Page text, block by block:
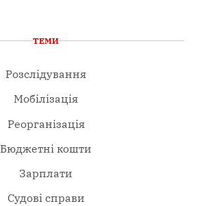
ТЕМИ
Розслідування
Мобілізація
Реорганізація
Бюджетні кошти
Зарплати
Судові справи